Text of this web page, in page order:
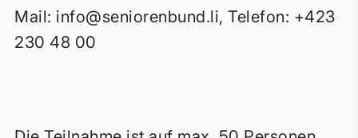
Mail: info@seniorenbund.li, Telefon: +423
230 48 00